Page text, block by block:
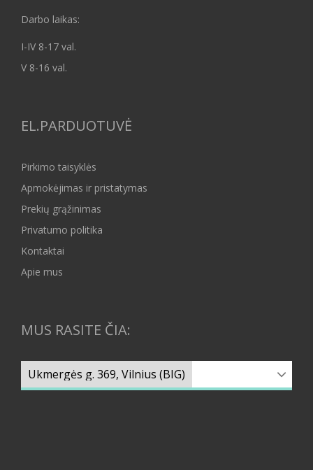
Darbo laikas:
I-IV 8-17 val.
V 8-16 val.
EL.PARDUOTUVĖ
Pirkimo taisyklės
Apmokėjimas ir pristatymas
Prekių grąžinimas
Privatumo politika
Kontaktai
Apie mus
MUS RASITE ČIA: